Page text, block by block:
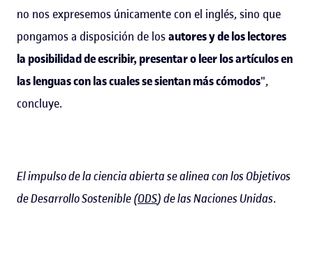
no nos expresemos únicamente con el inglés, sino que
pongamos a disposición de losautores y de los lectores
la posibilidad de escribir, presentar o leer los artículos en
las lenguas con las cuales se sientan más cómodos",
concluye.
El impulso de la ciencia abierta se alinea con los Objetivos
de Desarrollo Sostenible (ODS) de las Naciones Unidas.